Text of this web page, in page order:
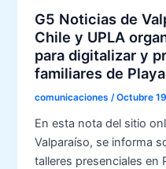
G5 Noticias de
Chile y UPLA
para digitalizar y
familiares de
comunicaciones/Octubre
En esta nota del sitio
Valparaíso, se informa
talleres presenciales en